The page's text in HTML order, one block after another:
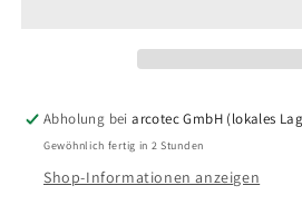
Abholung beiarcotec GmbH (lokales
Gewöhnlich fertig in 2 Stunden
Shop-Informationen anzeigen